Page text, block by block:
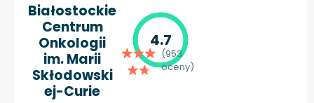
Białostockie
Centrum
Onkologii
im. Marii
Skłodowski
ej-Curie
4.7
(953
oceny)